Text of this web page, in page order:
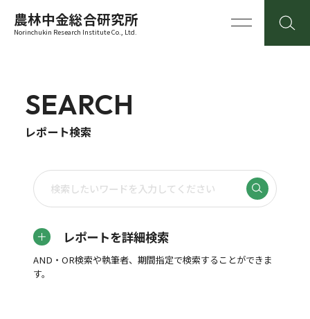
農林中金総合研究所
Norinchukin Research Institute Co., Ltd.
SEARCH
レポート検索
レポートを詳細検索
AND・OR検索や執筆者、期間指定で検索することができま
す。